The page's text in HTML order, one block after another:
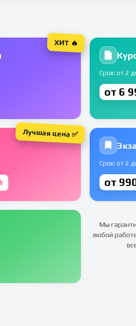
ХИТ 🔥
Срок: от 2
от 6
Лучшая цена ✅
Срок: от 2
от
Мы
любой